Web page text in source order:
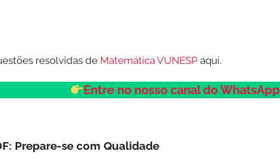
resolvidas de Matemática VUNESP aqui.
Entre no nosso canal do WhatsApp
Prepare-se com Qualidade